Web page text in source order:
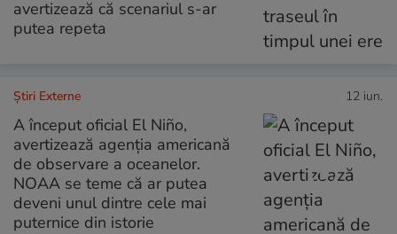
avertizează că scenariul s-ar
putea repeta
Știri Externe 12 iun.
A început oficial El Niño,
avertizează agenția americană
de observare a oceanelor.
NOAA se teme că ar putea
deveni unul dintre cele mai
puternice din istorie